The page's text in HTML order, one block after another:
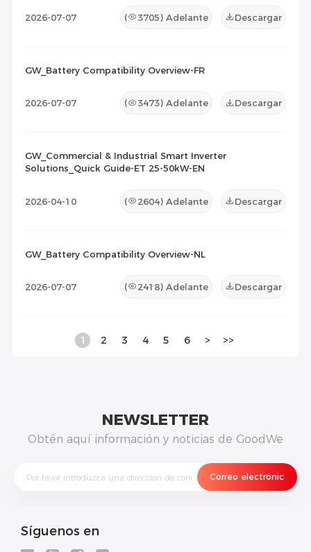
2026-07-07 ( 3705) Adelante Descargar
GW_Battery Compatibility Overview-FR
2026-07-07 ( 3473) Adelante Descargar
GW_Commercial & Industrial Smart Inverter
Solutions_Quick Guide-ET 25-50kW-EN
2026-04-10 ( 2604) Adelante Descargar
GW_Battery Compatibility Overview-NL
2026-07-07 ( 2418) Adelante Descargar
1 2 3 4 5 6 > >>
NEWSLETTER
Obtén aquí información y noticias de GoodWe
Síguenos en